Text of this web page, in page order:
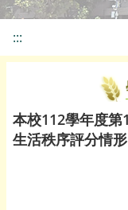
:::
本校112學年度第
生活秩序評分情形